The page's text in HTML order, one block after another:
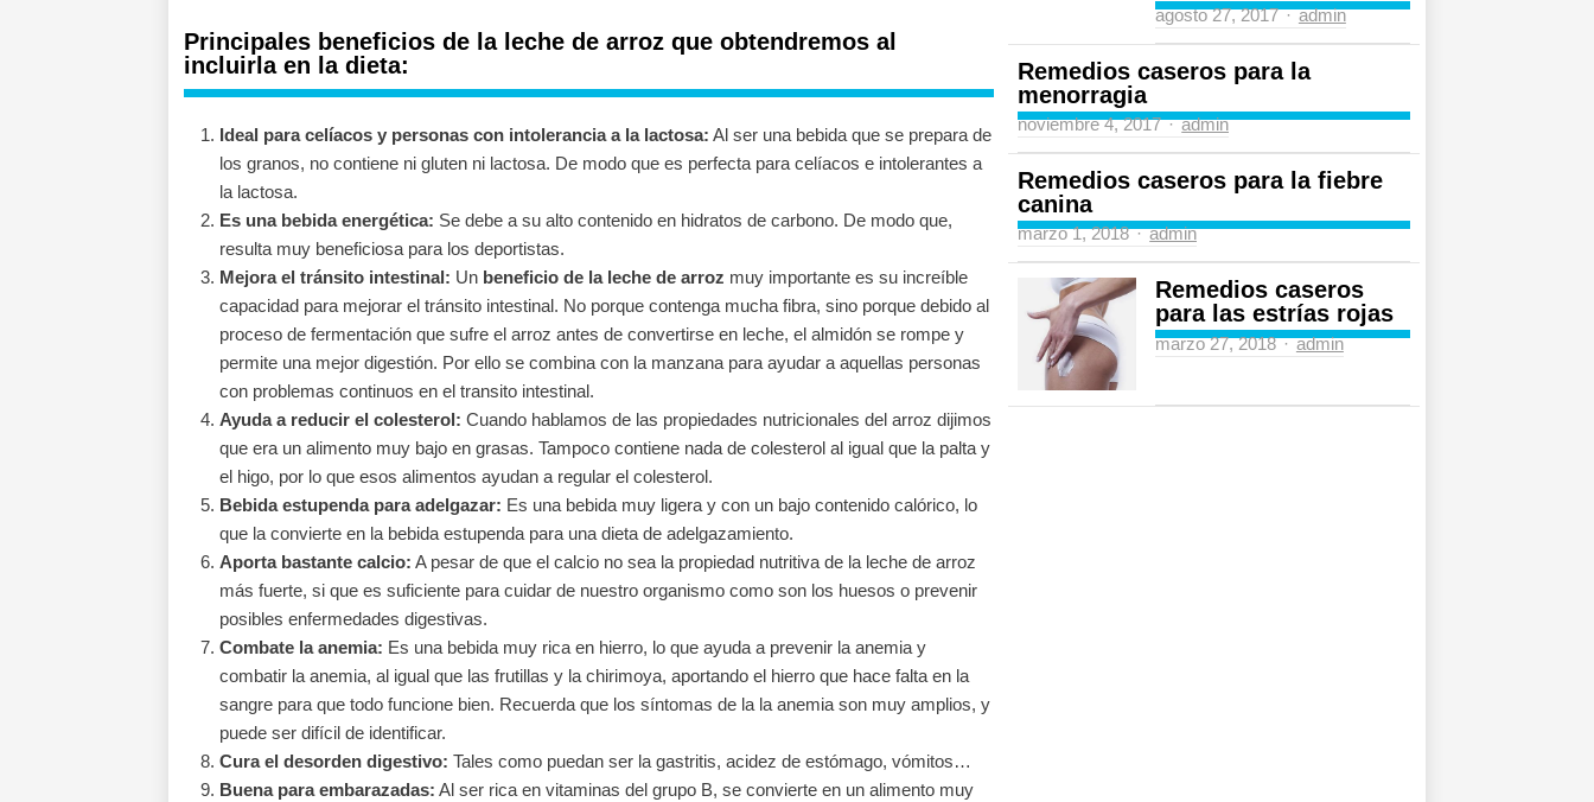
Principales beneficios de la leche de arroz que obtendremos al
incluirla en la dieta:
Ideal para celíacos y personas con intolerancia a la lactosa: Al ser una bebida que se prepara de
los granos, no contiene ni gluten ni lactosa. De modo que es perfecta para celíacos e intolerantes a
la lactosa.
Es una bebida energética: Se debe a su alto contenido en hidratos de carbono. De modo que,
resulta muy beneficiosa para los deportistas.
Mejora el tránsito intestinal: Un beneficio de la leche de arroz muy importante es su increíble
capacidad para mejorar el tránsito intestinal. No porque contenga mucha fibra, sino porque debido al
proceso de fermentación que sufre el arroz antes de convertirse en leche, el almidón se rompe y
permite una mejor digestión. Por ello se combina con la manzana para ayudar a aquellas personas
con problemas continuos en el transito intestinal.
Ayuda a reducir el colesterol: Cuando hablamos de las propiedades nutricionales del arroz dijimos
que era un alimento muy bajo en grasas. Tampoco contiene nada de colesterol al igual que la palta y
el higo, por lo que esos alimentos ayudan a regular el colesterol.
Bebida estupenda para adelgazar: Es una bebida muy ligera y con un bajo contenido calórico, lo
que la convierte en la bebida estupenda para una dieta de adelgazamiento.
Aporta bastante calcio: A pesar de que el calcio no sea la propiedad nutritiva de la leche de arroz
más fuerte, si que es suficiente para cuidar de nuestro organismo como son los huesos o prevenir
posibles enfermedades digestivas.
Combate la anemia: Es una bebida muy rica en hierro, lo que ayuda a prevenir la anemia y
combatir la anemia, al igual que las frutillas y la chirimoya, aportando el hierro que hace falta en la
sangre para que todo funcione bien. Recuerda que los síntomas de la la anemia son muy amplios, y
puede ser difícil de identificar.
Cura el desorden digestivo: Tales como puedan ser la gastritis, acidez de estómago, vómitos…
Buena para embarazadas: Al ser rica en vitaminas del grupo B, se convierte en un alimento muy
agosto 27, 2017 Author
admin
Remedios caseros para la
menorragia
noviembre 4, 2017 Author
admin
Remedios caseros para la fiebre
canina
marzo 1, 2018 Author
admin
Remedios caseros
para las estrías rojas
marzo 27, 2018 Author
admin